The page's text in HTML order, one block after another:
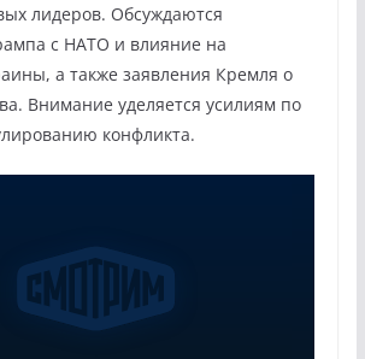
лидеров. Обсуждаются
с НАТО и влияние на
а также заявления Кремля о
Внимание уделяется усилиям по
конфликта.